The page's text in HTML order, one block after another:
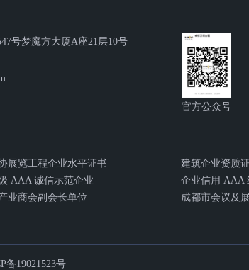
号梦魔方大厦A座21层10号
官方公众号
展览工程企业水平证书
建筑企业资质
AAA 诚信示范企业
企业信用 AAA
业商会副会长单位
备19021523号